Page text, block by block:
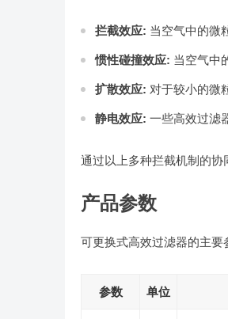
拦截效应: 当空气中的微
惯性碰撞效应: 当空气中
扩散效应: 对于较小的微
静电效应: 一些高效过滤
通过以上多种拦截机制的协
产品参数
可更换式高效过滤器的主要
参数 单位